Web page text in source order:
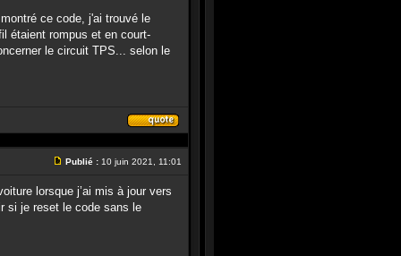
ce code, j'ai trouvé le
étaient rompus et en court-
le circuit TPS... selon le
Répondre
le
Publié : 10 juin 2021, 11:01
lorsque j’ai mis à jour vers
si je reset le code sans le